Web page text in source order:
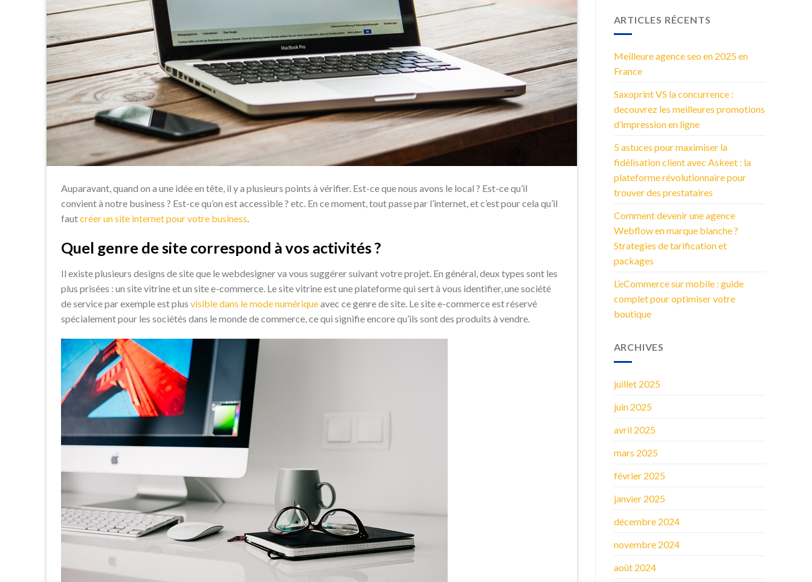
Auparavant, quand on a une idée en tête, il y a plusieurs points à vérifier. Est-ce que nous avons le local ? Est-ce qu’il
convient à notre business ? Est-ce qu’on est accessible ? etc. En ce moment, tout passe par l’internet, et c’est pour cela qu’il
fautcréer un site internet pour votre business
Quel genre de site correspond à vos activités ?
Il existe plusieurs designs de site que le webdesigner va vous suggérer suivant votre projet. En général, deux types sont les
plus prisées : un site vitrine et un site e-commerce. Le site vitrine est une plateforme qui sert à vous identifier, une société
de service par exemple est plus visible dans le mode numériqueavec ce genre de site. Le site e-commerce est réservé
spécialement pour les sociétés dans le monde de commerce, ce qui signifie encore qu’ils sont des produits à vendre.
ARTICLES RÉCENTS
Meilleure agence seo en 2025 en
France
Saxoprint VS la concurrence :
decouvrez les meilleures promotions
d’impression en ligne
5 astuces pour maximiser la
fidélisation client avec Askeet : la
plateforme révolutionnaire pour
trouver des prestataires
Comment devenir une agence
Webflow en marque blanche ?
Strategies de tarification et
packages
L’eCommerce sur mobile : guide
complet pour optimiser votre
boutique
ARCHIVES
juillet 2025
juin 2025
avril 2025
mars 2025
février 2025
janvier 2025
décembre 2024
novembre 2024
août 2024